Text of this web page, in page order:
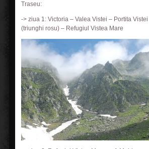
Traseu:
-> ziua 1: Victoria – Valea Vistei – Portita Vistei
(triunghi rosu) – Refugiul Vistea Mare